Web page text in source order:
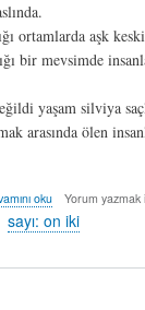
ortamlarda aşk
bir mevsimde
yaşam silviya
arasında ölen
oku Yorum yazmak
sayı: on iki